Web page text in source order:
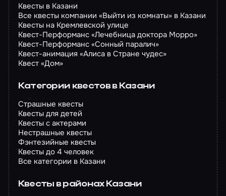
Квесты в Казани
Все квесты компании «Выйти из комнаты» в Казани
Квесты на Кремлевской улице
Квест-Перформанс «Лечебница доктора Морро»
Квест-Перформанс «Сонный паралич»
Квест-анимация «Алиса в Стране чудес»
Квест «Дом»
Категории квестов в Казани
Страшные квесты
Квесты для детей
Квесты с актерами
Нестрашные квесты
Фэнтезийные квесты
Квесты до 4 человек
Все категории в Казани
Квесты в районах Казани